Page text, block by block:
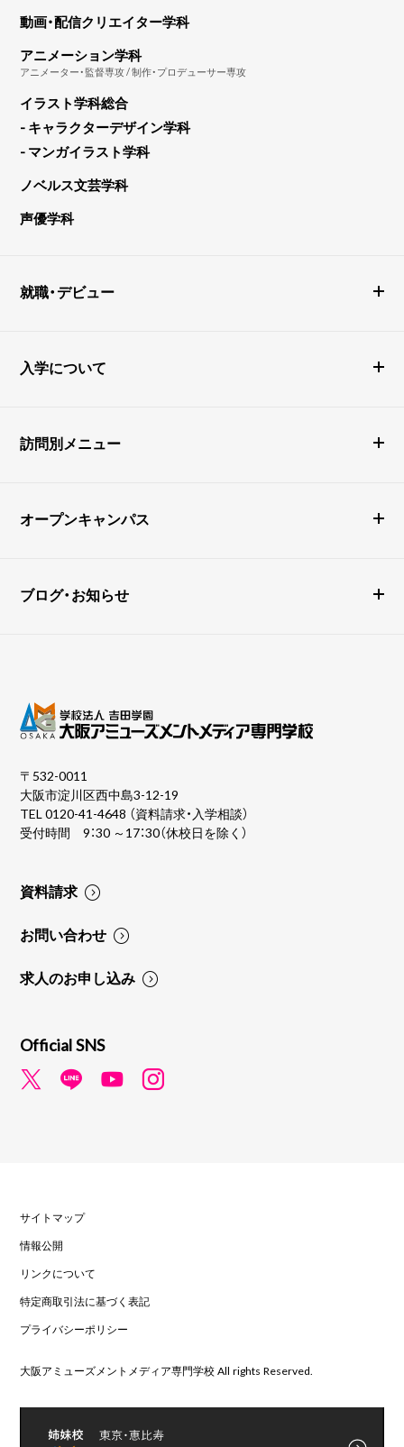
動画・配信クリエイター学科
アニメーション学科
アニメーター・監督専攻 / 制作・プロデューサー専攻
イラスト学科総合
- キャラクターデザイン学科
- マンガイラスト学科
ノベルス文芸学科
声優学科
就職・デビュー
入学について
訪問別メニュー
オープンキャンパス
ブログ・お知らせ
〒532-0011
大阪市淀川区西中島3-12-19
TEL0120-41-4648 （資料請求・入学相談）
受付時間 9：30 ～17：30（休校日を除く）
資料請求
お問い合わせ
求人のお申し込み
Official SNS
サイトマップ
情報公開
リンクについて
特定商取引法に基づく表記
プライバシーポリシー
大阪アミューズメントメディア専門学校 All rights Reserved.